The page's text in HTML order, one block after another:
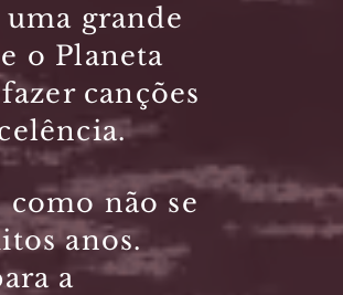
uma grande
o Planeta
canções
como não se
anos.
a